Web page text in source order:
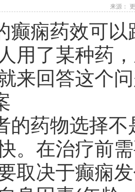
来源：
癫痫药效可
用了某种药
来回答这个
的药物选择
。在治疗前
取决于癫痫